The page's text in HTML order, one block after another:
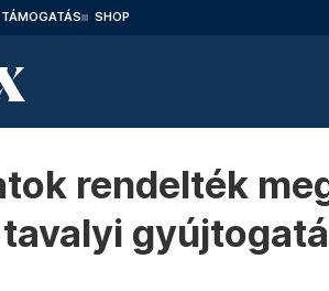
TÁMOGATÁS SHOP
rendelték